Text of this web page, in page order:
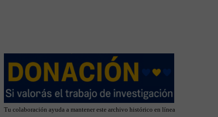
Tu colaboración ayuda a mantener este archivo histórico en línea